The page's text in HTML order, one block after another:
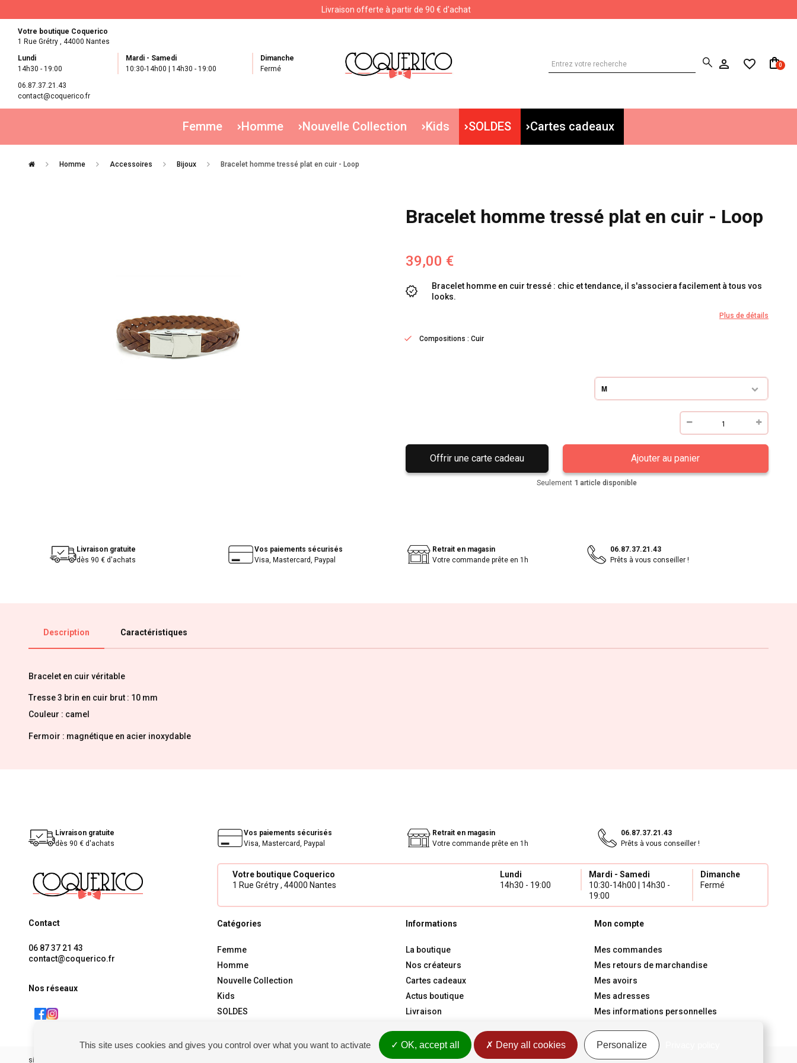
Livraison offerte à partir de 90 € d'achat
Votre boutique Coquerico
1 Rue Grétry , 44000 Nantes
Lundi
14h30 - 19:00
Mardi - Samedi
10:30-14h00 | 14h30 - 19:00
Dimanche
Fermé
06.87.37.21.43
contact@coquerico.fr
0
Femme Homme Nouvelle Collection Kids SOLDES Cartes cadeaux
Homme Accessoires Bijoux Bracelet homme tressé plat en cuir - Loop
Bracelet homme tressé plat en cuir - Loop
39,00 €
Bracelet homme en cuir tressé : chic et tendance, il s'associera facilement à tous vos
looks.
Plus de détails
Compositions : Cuir
Ajouter au panier
Offrir une carte cadeau
Seulement 1 article disponible
Livraison gratuite
dès 90 € d'achats
Vos paiements sécurisés
Visa, Mastercard, Paypal
Retrait en magasin
Votre commande prête en 1h
06.87.37.21.43
Prêts à vous conseiller !
Description Caractéristiques
Bracelet en cuir véritable
Tresse 3 brin en cuir brut : 10 mm
Couleur : camel
Fermoir : magnétique en acier inoxydable
Livraison gratuite
dès 90 € d'achats
Vos paiements sécurisés
Visa, Mastercard, Paypal
Retrait en magasin
Votre commande prête en 1h
06.87.37.21.43
Prêts à vous conseiller !
Votre boutique Coquerico
1 Rue Grétry , 44000 Nantes
Lundi
14h30 - 19:00
Mardi - Samedi
10:30-14h00 | 14h30 -
19:00
Dimanche
Fermé
Contact
06 87 37 21 43
contact@coquerico.fr
Nos réseaux
Catégories
Femme
Homme
Nouvelle Collection
Kids
SOLDES
Informations
La boutique
Nos créateurs
Cartes cadeaux
Actus boutique
Livraison
Mon compte
Mes commandes
Mes retours de marchandise
Mes avoirs
Mes adresses
Mes informations personnelles
siret : 81238106900028 Conditions générales de vente Rétractation Mentions légales Politique de confidentialité
This site uses cookies and gives you control over what you want to activate OK, accept all Deny all cookies Personalize